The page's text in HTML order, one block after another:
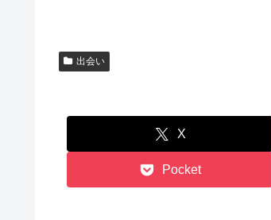
出会い
X
Pocket